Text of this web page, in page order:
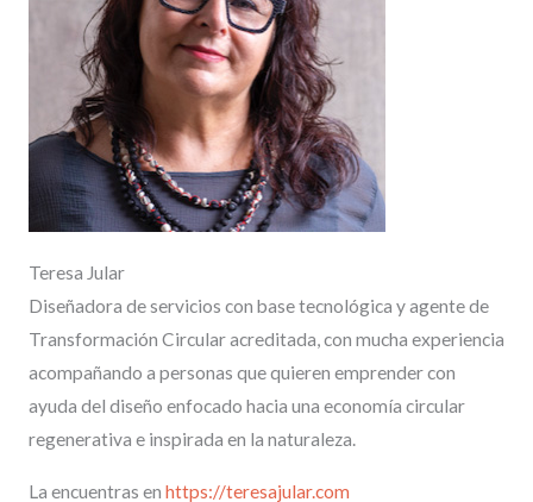
Teresa Jular
Diseñadora de servicios con base tecnológica y agente de
Transformación Circular acreditada, con mucha experiencia
acompañando a personas que quieren emprender con
ayuda del diseño enfocado hacia una economía circular
regenerativa e inspirada en la naturaleza.
La encuentras en https://teresajular.com